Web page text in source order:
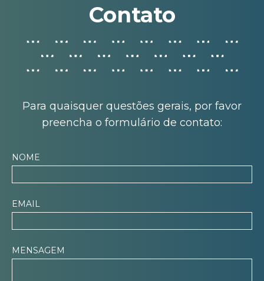
Contato
Para quaisquer questões gerais, por favor
preencha o formulário de contato:
NOME
EMAIL
MENSAGEM